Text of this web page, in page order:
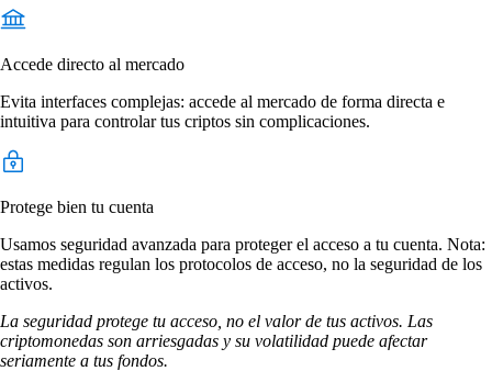
Accede directo al mercado
Evita interfaces complejas: accede al mercado de forma directa e
intuitiva para controlar tus criptos sin complicaciones.
Protege bien tu cuenta
Usamos seguridad avanzada para proteger el acceso a tu cuenta. Nota:
estas medidas regulan los protocolos de acceso, no la seguridad de los
activos.
La seguridad protege tu acceso, no el valor de tus activos. Las
criptomonedas son arriesgadas y su volatilidad puede afectar
seriamente a tus fondos.